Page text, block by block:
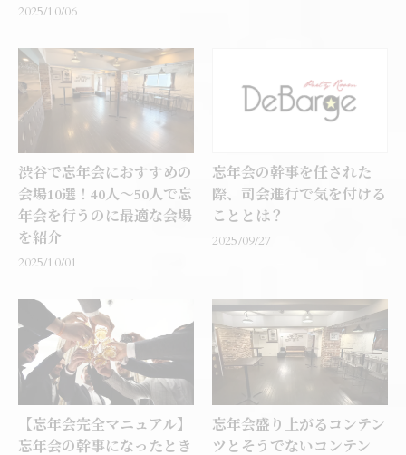
2025/10/06
渋谷で忘年会におすすめの
会場10選！40人～50人で忘
年会を行うのに最適な会場
を紹介
2025/10/01
忘年会の幹事を任された
際、司会進行で気を付ける
こととは？
2025/09/27
【忘年会完全マニュアル】
忘年会の幹事になったとき
忘年会盛り上がるコンテン
ツとそうでないコンテン